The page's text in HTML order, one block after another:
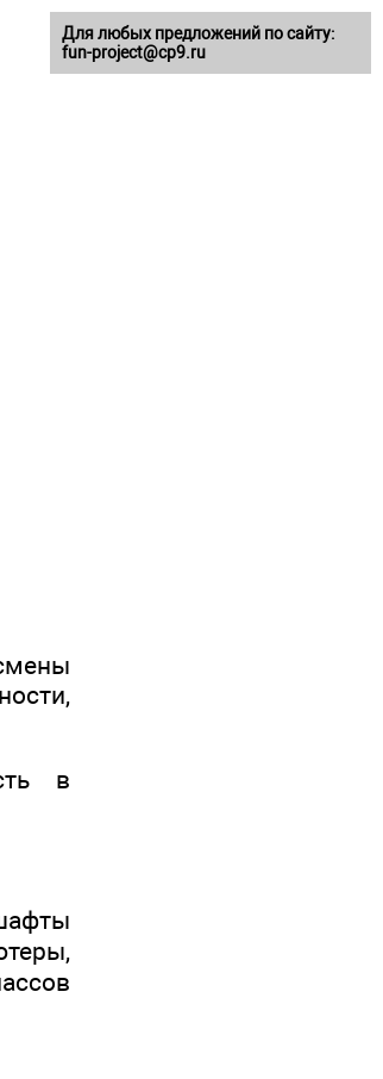
в
Для любых предложений по сайту:
fun-project@cp9.ru